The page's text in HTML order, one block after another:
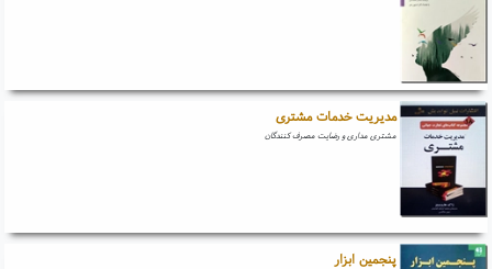
مدیریت خدمات مشتری
مشتری مداری و رضایت مصرف کنندگان
پنجمین ابزار